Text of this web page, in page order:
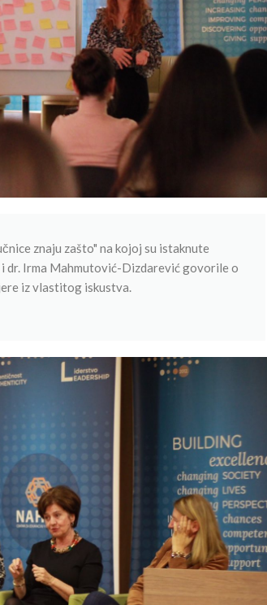
znaju zašto" na kojoj su istaknute
dr. Irma Mahmutović-Dizdarević govorile o
iz vlastitog iskustva.